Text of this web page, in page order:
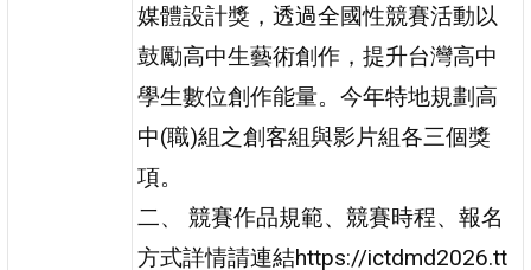
媒體設計獎，透過全國性競賽活動以
鼓勵高中生藝術創作，提升台灣高中
學生數位創作能量。今年特地規劃高
中(職)組之創客組與影片組各三個獎
項。
二、 競賽作品規範、競賽時程、報名
方式詳情請連結https://ictdmd2026.tt